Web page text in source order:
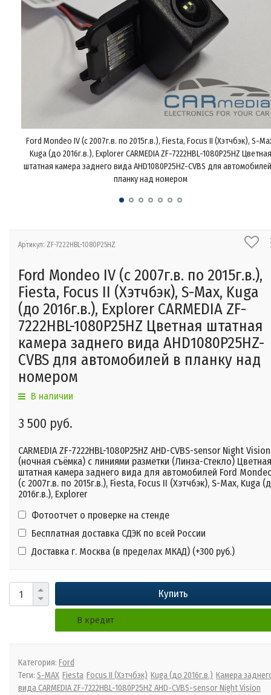
Ford Mondeo IV (с 2007г.в. по 2015г.в.), Fiesta, Focus II (Хэтчбэк), S-
Kuga (до 2016г.в.), Explorer CARMEDIA ZF-7222HBL-1080P25HZ Цветная
штатная камера заднего вида AHD1080P25HZ-CVBS для
планку над номером
Артикул: ZF-7222HBL-1080P25HZ
Ford Mondeo IV (с 2007г.в. по 2015г.в.),
Fiesta, Focus II (Хэтчбэк), S-Max, Kuga
(до 2016г.в.), Explorer CARMEDIA ZF-
7222HBL-1080P25HZ Цветная штатная
камера заднего вида AHD1080P25HZ-
CVBS для автомобилей в планку над
номером
В наличии
3 500 руб.
CARMEDIA ZF-7222HBL-1080P25HZ AHD-CVBS-sensor Night Vision
(ночная съёмка) с линиями разметки (Линза-Стекло) Цветная
штатная камера заднего вида для автомобилей Ford
(с 2007г.в. по 2015г.в.), Fiesta, Focus II (Хэтчбэк), S-Max, Kuga
2016г.в.), Explorer
Фотоотчет о проверке на стенде
Бесплатная доставка СДЭК по всей России
Доставка г. Москва (в пределах МКАД) (+300 руб.)
Купить
В кредит
Категория: Ford
Теги: S-MAX Fiesta Focus II (Хэтчбэк) Kuga (до 2016г.в.) Камера
вида CARMEDIA ZF-7222HBL-1080P25HZ AHD-CVBS-sensor Night Vision